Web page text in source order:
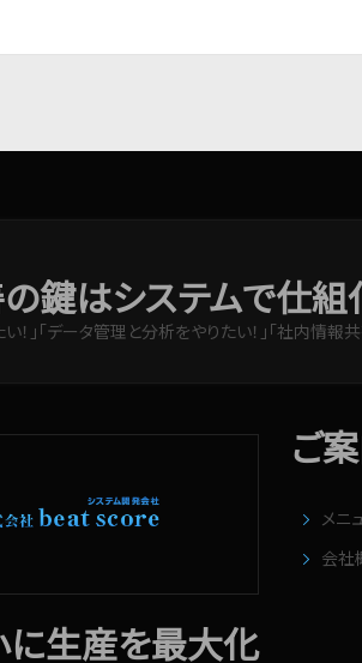
鍵はシステムで仕組
！」「データ管理と分析をやりたい！」「社内情報
生産を最大化
ご
メニ
会社